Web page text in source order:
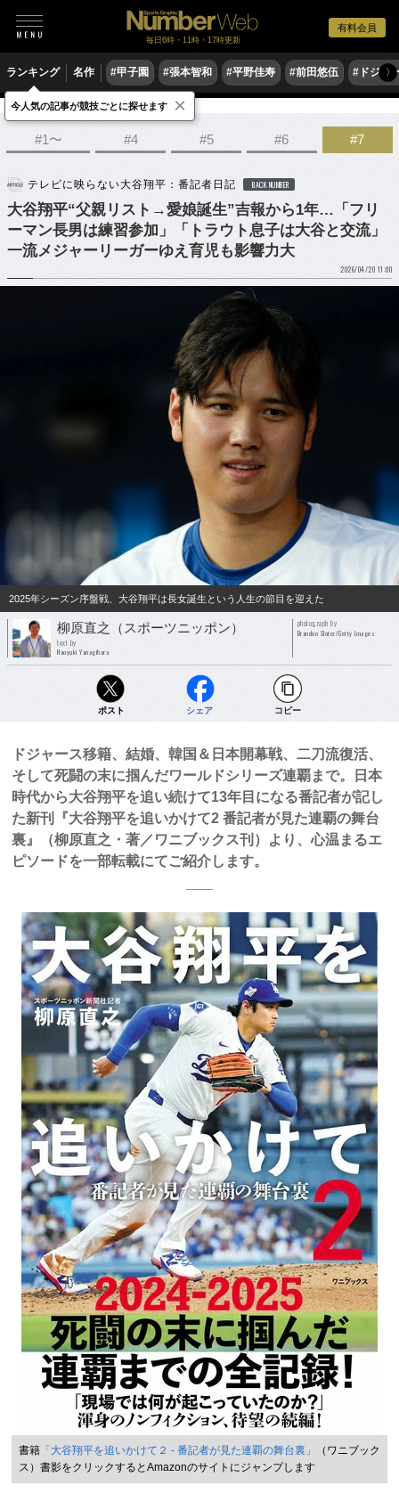
有料会員
毎日6時・11時・17時更新
ランキング 名作 #甲子園 #張本智和 #平野佳寿 #前田悠伍 #ドジャ
〉
野球 MLB
#1〜 #4 #5 #6 #7
テレビに映らない大谷翔平：番記者日記 BACK NUMBER
大谷翔平“父親リスト→愛娘誕生”吉報から1年…「フリ
ーマン長男は練習参加」「トラウト息子は大谷と交流」
一流メジャーリーガーゆえ育児も影響力大
2026/04/20 11:00
2025年シーズン序盤戦、大谷翔平は長女誕生という人生の節目を迎えた
柳原直之（スポーツニッポン）
text by
Naoyuki Yanagihara
photograph by
Brandon Sloter/Getty Images
ポスト シェア コピー
ドジャース移籍、結婚、韓国＆日本開幕戦、二刀流復活、
そして死闘の末に掴んだワールドシリーズ連覇まで。日本
時代から大谷翔平を追い続けて13年目になる番記者が記し
た新刊『大谷翔平を追いかけて2 番記者が見た連覇の舞台
裏』（柳原直之・著／ワニブックス刊）より、心温まるエ
ピソードを一部転載にてご紹介します。
書籍 「大谷翔平を追いかけて２ - 番記者が見た連覇の舞台裏」
（ワニブック
ス）書影をクリックするとAmazonのサイトにジャンプします
今人気の記事が競技ごとに探せます ×